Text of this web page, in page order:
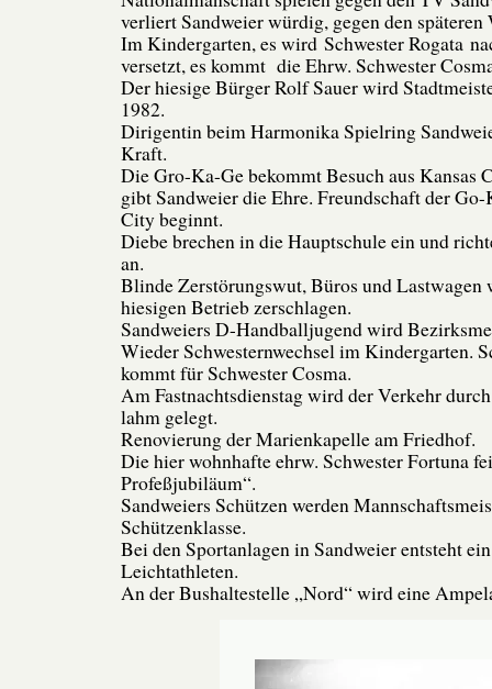
verliert Sandweier würdig, gegen den späteren
Im Kindergarten, es wird Schwester Rogata
versetzt, es kommt die Ehrw. Schwester
Der hiesige Bürger Rolf Sauer wird
1982.
Dirigentin beim Harmonika Spielring
Kraft.
Die Gro-Ka-Ge bekommt Besuch aus Kansas
gibt Sandweier die Ehre. Freundschaft der
City beginnt.
Diebe brechen in die Hauptschule ein und
an.
Blinde Zerstörungswut, Büros und Lastwagen
hiesigen Betrieb zerschlagen.
Sandweiers D-Handballjugend wird
Wieder Schwesternwechsel im Kindergarten.
kommt für Schwester Cosma.
Am Fastnachtsdienstag wird der Verkehr
lahm gelegt.
Renovierung der Marienkapelle am Friedhof.
Die hier wohnhafte ehrw. Schwester Fortuna
Profeßjubiläum“.
Sandweiers Schützen werden
Schützenklasse.
Bei den Sportanlagen in Sandweier entsteht
Leichtathleten.
An der Bushaltestelle „Nord“ wird eine